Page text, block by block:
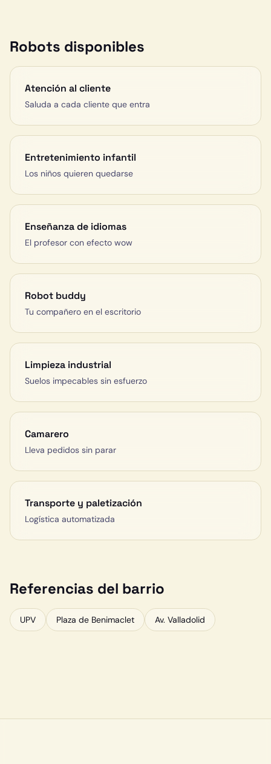
Robots disponibles
Atención al cliente
Saluda a cada cliente que entra
Entretenimiento infantil
Los niños quieren quedarse
Enseñanza de idiomas
El profesor con efecto wow
Robot buddy
Tu compañero en el escritorio
Limpieza industrial
Suelos impecables sin esfuerzo
Camarero
Lleva pedidos sin parar
Transporte y paletización
Logística automatizada
Referencias del barrio
UPV Plaza de Benimaclet Av. Valladolid